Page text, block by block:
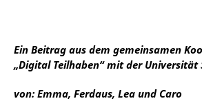
Ein Beitrag aus dem gemeinsamen
„Digital Teilhaben“ mit der Universität
von: Emma, Ferdaus, Lea und Caro